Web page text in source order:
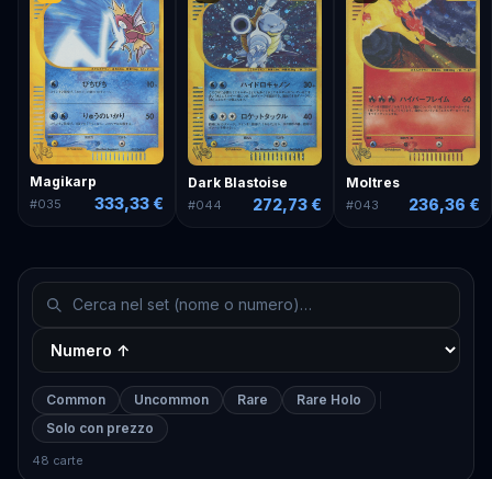
Magikarp
#035 333,33 €
Dark Blastoise
#044 272,73 €
Moltres
#043 236,36 €
Common Uncommon Rare
Rare Holo
Solo con prezzo
48 carte